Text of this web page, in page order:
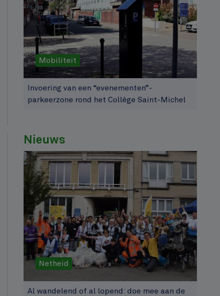
Mobiliteit
Invoering van een “evenementen”-
parkeerzone rond het Collège Saint-Michel
Nieuws
Netheid
Al wandelend of al lopend: doe mee aan de